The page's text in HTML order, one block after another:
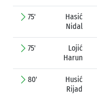
75'
Hasić
Nidal
75'
Lojić
Harun
80'
Husić
Rijad